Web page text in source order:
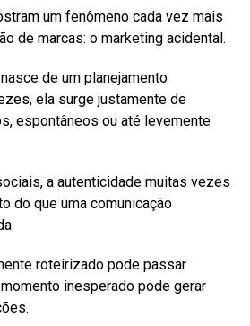
um fenômeno cada vez mais
de marcas: o marketing acidental.
de um planejamento
ela surge justamente de
espontâneos ou até levemente
a autenticidade muitas vezes
do que uma comunicação
roteirizado pode passar
inesperado pode gerar